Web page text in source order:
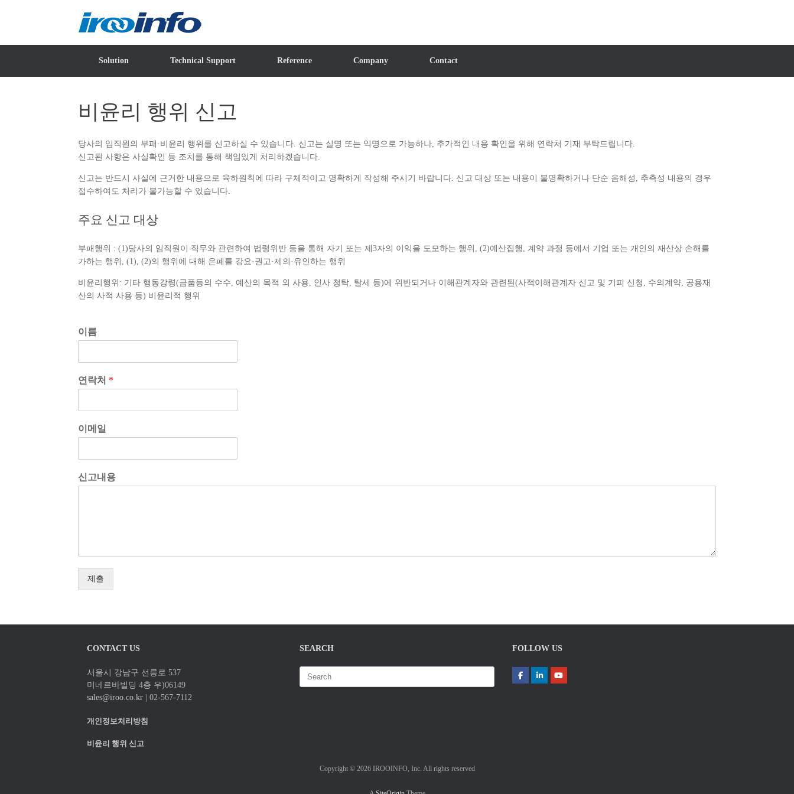
Solution Technical Support Reference Company Contact
비윤리 행위 신고
당사의 임직원의 부패·비윤리 행위를 신고하실 수 있습니다. 신고는 실명 또는 익명으로 가능하나, 추가적인 내용 확인을 위해 연락처 기재 부탁드립니다.
신고된 사항은 사실확인 등 조치를 통해 책임있게 처리하겠습니다.
신고는 반드시 사실에 근거한 내용으로 육하원칙에 따라 구체적이고 명확하게 작성해 주시기 바랍니다. 신고 대상 또는 내용이 불명확하거나 단순 음해성, 추측성 내용의 경우
접수하여도 처리가 불가능할 수 있습니다.
주요 신고 대상
부패행위 : (1)당사의 임직원이 직무와 관련하여 법령위반 등을 통해 자기 또는 제3자의 이익을 도모하는 행위, (2)예산집행, 계약 과정 등에서 기업 또는 개인의 재산상 손해를
가하는 행위, (1), (2)의 행위에 대해 은폐를 강요·권고·제의·유인하는 행위
비윤리행위: 기타 행동강령(금품등의 수수, 예산의 목적 외 사용, 인사 청탁, 탈세 등)에 위반되거나 이해관계자와 관련된(사적이해관계자 신고 및 기피 신청, 수의계약, 공용재
산의 사적 사용 등) 비윤리적 행위
이름
연락처 *
이메일
신고내용
제출
CONTACT US
서울시 강남구 선릉로 537
미네르바빌딩 4층 우)06149
sales@iroo.co.kr | 02-567-7112
개인정보처리방침
비윤리 행위 신고
SEARCH
Search
FOLLOW US
Copyright © 2026 IROOINFO, Inc. All rights reserved